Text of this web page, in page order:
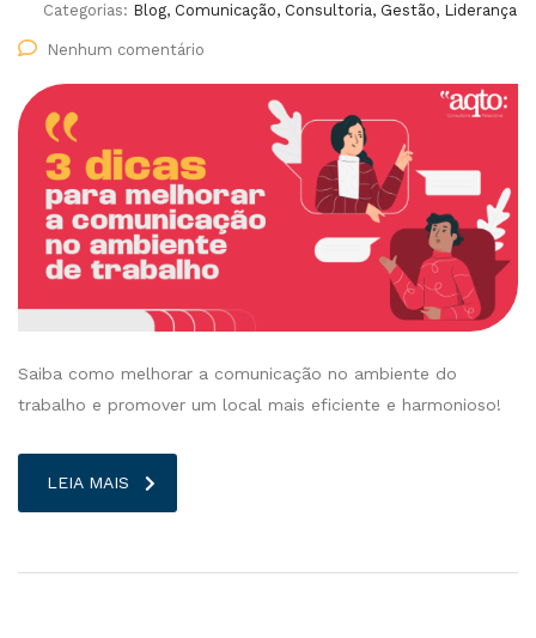
Categorias: Blog, Comunicação, Consultoria, Gestão, Liderança
Nenhum comentário
Saiba como melhorar a comunicação no ambiente do
trabalho e promover um local mais eficiente e harmonioso!
LEIA MAIS